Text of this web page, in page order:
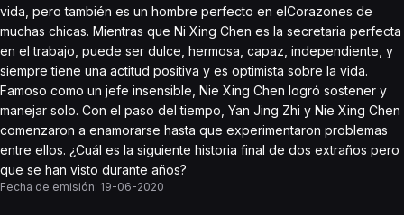
vida, pero también es un hombre perfecto en elCorazones de
muchas chicas. Mientras que Ni Xing Chen es la secretaria perfecta
en el trabajo, puede ser dulce, hermosa, capaz, independiente, y
siempre tiene una actitud positiva y es optimista sobre la vida.
Famoso como un jefe insensible, Nie Xing Chen logró sostener y
manejar solo. Con el paso del tiempo, Yan Jing Zhi y Nie Xing Chen
comenzaron a enamorarse hasta que experimentaron problemas
entre ellos. ¿Cuál es la siguiente historia final de dos extraños pero
que se han visto durante años?
Fecha de emisión: 19-06-2020